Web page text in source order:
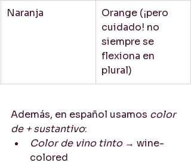
Naranja
Orange (¡pero
cuidado! no
siempre se
flexiona en
plural)
Además, en español usamos color
de + sustantivo:
Color de vino tinto → wine-
colored